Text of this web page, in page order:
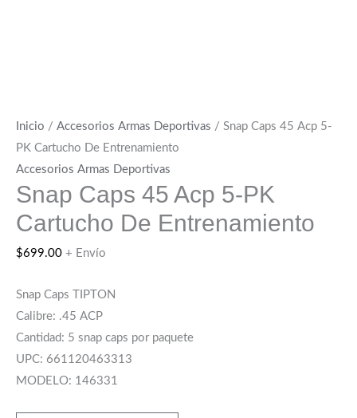
Inicio / Accesorios Armas Deportivas / Snap Caps 45 Acp 5-
PK Cartucho De Entrenamiento
Accesorios Armas Deportivas
Snap Caps 45 Acp 5-PK
Cartucho De Entrenamiento
$699.00 + Envío
Snap Caps TIPTON
Calibre: .45 ACP
Cantidad: 5 snap caps por paquete
UPC: 661120463313
MODELO: 146331